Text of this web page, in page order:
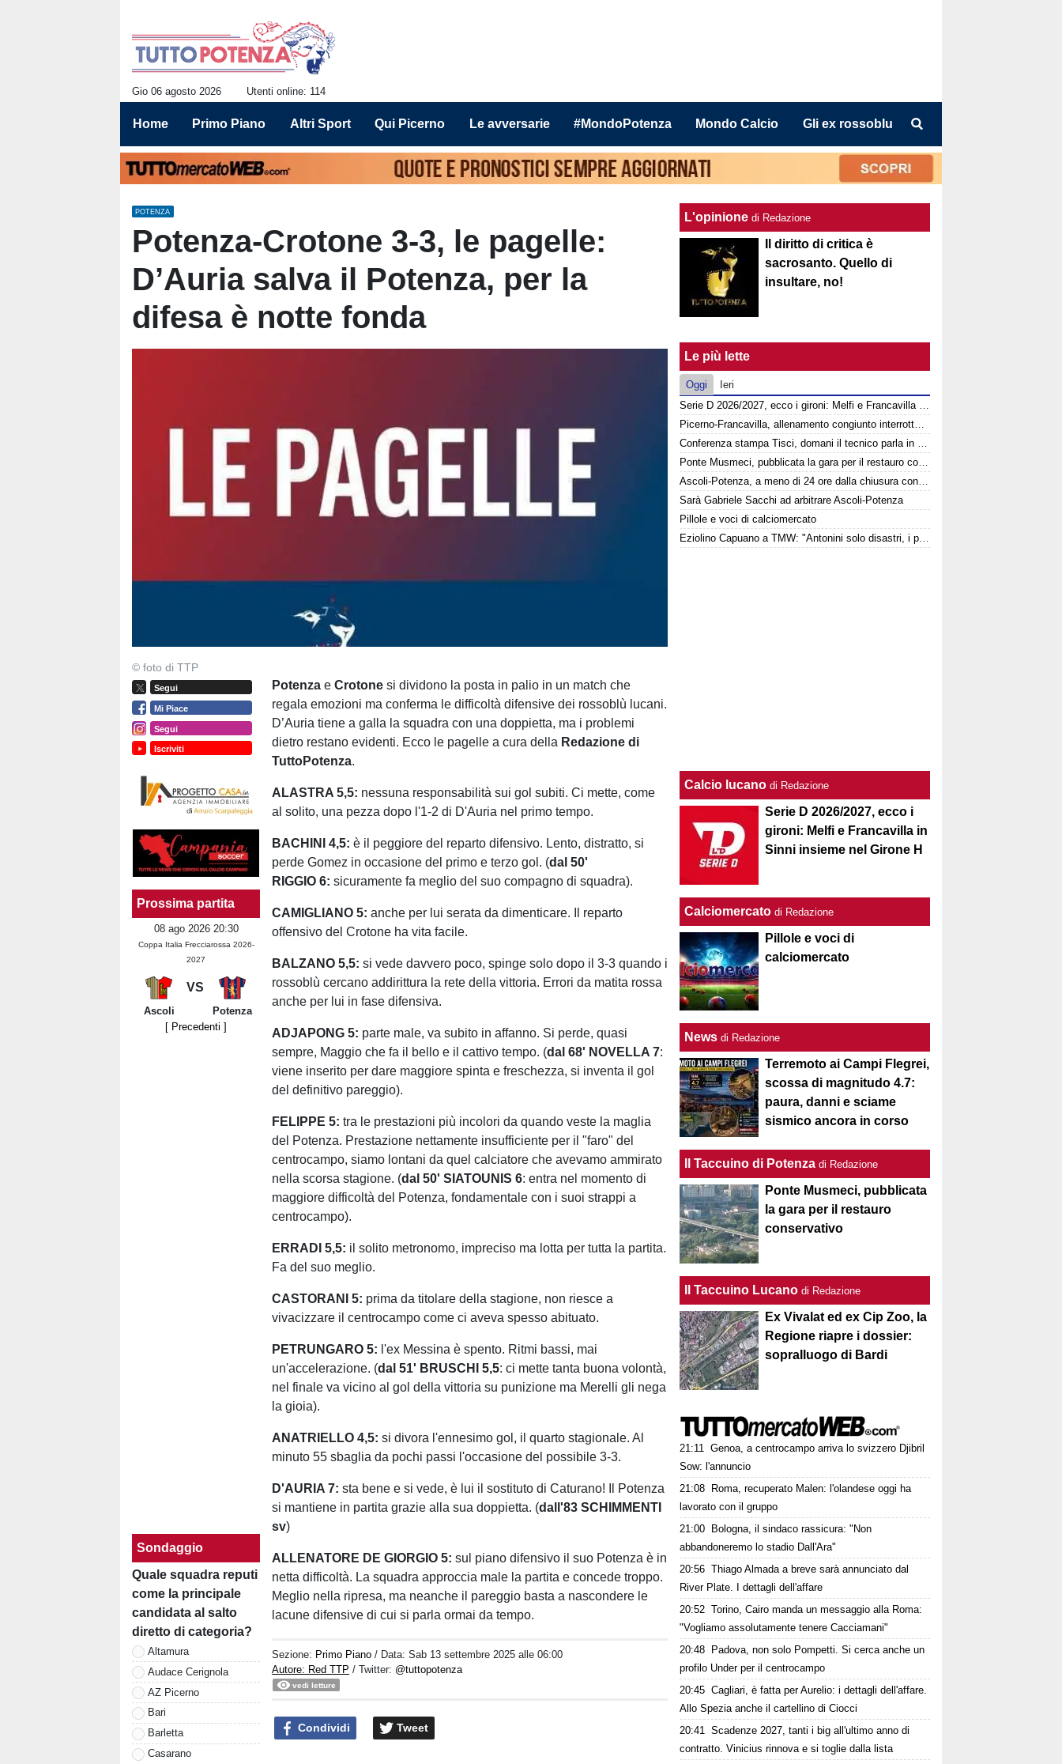
Gio 06 agosto 2026 Utenti online: 114
Home Primo Piano Altri Sport Qui Picerno Le avversarie #MondoPotenza Mondo Calcio Gli ex rossoblu
POTENZA
Potenza-Crotone 3-3, le pagelle:
D’Auria salva il Potenza, per la
difesa è notte fonda
© foto di TTP
Segui
Mi Piace
Segui
Iscriviti
Prossima partita
08 ago 2026 20:30
Coppa Italia Frecciarossa 2026-
2027
VS
Ascoli
Potenza
[ Precedenti ]
Sondaggio
Quale squadra reputi
come la principale
candidata al salto
diretto di categoria?
Altamura
Audace Cerignola
AZ Picerno
Bari
Barletta
Casarano
Potenza eCrotone si dividono la posta in palio in un match che
regala emozioni ma conferma le difficoltà difensive dei rossoblù lucani.
D’Auria tiene a galla la squadra con una doppietta, ma i problemi
dietro restano evidenti. Ecco le pagelle a cura della Redazione di
TuttoPotenza.
ALASTRA 5,5: nessuna responsabilità sui gol subiti. Ci mette, come
al solito, una pezza dopo l'1-2 di D'Auria nel primo tempo.
BACHINI 4,5: è il peggiore del reparto difensivo. Lento, distratto, si
perde Gomez in occasione del primo e terzo gol. (dal 50'
RIGGIO 6: sicuramente fa meglio del suo compagno di squadra).
CAMIGLIANO 5:anche per lui serata da dimenticare. Il reparto
offensivo del Crotone ha vita facile.
BALZANO 5,5: si vede davvero poco, spinge solo dopo il 3-3 quando i
rossoblù cercano addirittura la rete della vittoria. Errori da matita rossa
anche per lui in fase difensiva.
ADJAPONG 5: parte male, va subito in affanno. Si perde, quasi
sempre, Maggio che fa il bello e il cattivo tempo. (dal 68' NOVELLA 7:
viene inserito per dare maggiore spinta e freschezza, si inventa il gol
del definitivo pareggio).
FELIPPE 5: tra le prestazioni più incolori da quando veste la maglia
del Potenza. Prestazione nettamente insufficiente per il "faro" del
centrocampo, siamo lontani da quel calciatore che avevamo ammirato
nella scorsa stagione. (dal 50' SIATOUNIS 6: entra nel momento di
maggiore difficoltà del Potenza, fondamentale con i suoi strappi a
centrocampo).
ERRADI 5,5: il solito metronomo, impreciso ma lotta per tutta la partita.
Fa del suo meglio.
CASTORANI 5: prima da titolare della stagione, non riesce a
vivacizzare il centrocampo come ci aveva spesso abituato.
PETRUNGARO 5: l'ex Messina è spento. Ritmi bassi, mai
un'accelerazione. (dal 51' BRUSCHI 5,5: ci mette tanta buona volontà,
nel finale va vicino al gol della vittoria su punizione ma Merelli gli nega
la gioia).
ANATRIELLO 4,5:si divora l'ennesimo gol, il quarto stagionale. Al
minuto 55 sbaglia da pochi passi l'occasione del possibile 3-3.
D'AURIA 7: sta bene e si vede, è lui il sostituto di Caturano! Il Potenza
si mantiene in partita grazie alla sua doppietta. (dall'83 SCHIMMENTI
sv)
ALLENATORE DE GIORGIO 5:sul piano difensivo il suo Potenza è in
netta difficoltà. La squadra approccia male la partita e concede troppo.
Meglio nella ripresa, ma neanche il pareggio basta a nascondere le
lacune difensive di cui si parla ormai da tempo.
Sezione: Primo Piano / Data:Sab 13 settembre 2025 alle 06:00
Autore: Red TTP / Twitter: @tuttopotenza
vedi letture
Condividi Tweet
L'opinione di Redazione
Il diritto di critica è
sacrosanto. Quello di
insultare, no!
Le più lette
Oggi
Ieri
Serie D 2026/2027, ecco i gironi: Melfi e Francavilla in Sinni insieme nel Girone H
Picerno-Francavilla, allenamento congiunto interrotto al termine del primo tempo
Conferenza stampa Tisci, domani il tecnico parla in vista di Ascoli-Potenza
Ponte Musmeci, pubblicata la gara per il restauro conservativo
Ascoli-Potenza, a meno di 24 ore dalla chiusura continua a salire il numero di biglietti venduti nel settore ospiti
Sarà Gabriele Sacchi ad arbitrare Ascoli-Potenza
Pillole e voci di calciomercato
Eziolino Capuano a TMW: "Antonini solo disastri, i punti di penalizzazione che ha preso un record mondiale"
Calcio lucanodi Redazione
Serie D 2026/2027, ecco i
gironi: Melfi e Francavilla in
Sinni insieme nel Girone H
Calciomercato di Redazione
Pillole e voci di
calciomercato
News di Redazione
Terremoto ai Campi Flegrei,
scossa di magnitudo 4.7:
paura, danni e sciame
sismico ancora in corso
Il Taccuino di Potenza di Redazione
Ponte Musmeci, pubblicata
la gara per il restauro
conservativo
Il Taccuino Lucano di Redazione
Ex Vivalat ed ex Cip Zoo, la
Regione riapre i dossier:
sopralluogo di Bardi
21:11 Genoa, a centrocampo arriva lo svizzero Djibril
Sow: l'annuncio
21:08
Roma, recuperato Malen: l'olandese oggi ha
lavorato con il gruppo
21:00
Bologna, il sindaco rassicura: "Non
abbandoneremo lo stadio Dall'Ara"
20:56 Thiago Almada a breve sarà annunciato dal
River Plate. I dettagli dell'affare
20:52 Torino, Cairo manda un messaggio alla Roma:
"Vogliamo assolutamente tenere Cacciamani"
20:48
Padova, non solo Pompetti. Si cerca anche un
profilo Under per il centrocampo
20:45 Cagliari, è fatta per Aurelio: i dettagli dell'affare.
Allo Spezia anche il cartellino di Ciocci
20:41 Scadenze 2027, tanti i big all'ultimo anno di
contratto. Vinicius rinnova e si toglie dalla lista